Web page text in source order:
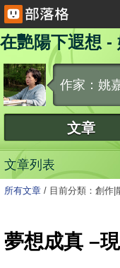
在艷陽下遐想 -
作家：姚
文章
文章列表
所有文章 / 目前分類：創作|
夢想成真 –